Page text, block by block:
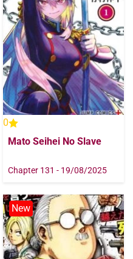
31/07/2025
31/07/2025
31/07/2025
31/07/2025
31/07/2025
0
Mato Seihei No Slave
Chapter 131 - 19/08/2025
New